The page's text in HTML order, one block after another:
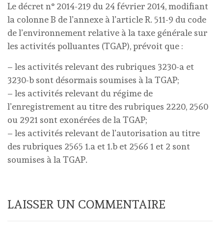
Le décret n° 2014-219 du 24 février 2014, modifiant
la colonne B de l’annexe à l’article R. 511-9 du code
de l’environnement relative à la taxe générale sur
les activités polluantes (TGAP), prévoit que :
– les activités relevant des rubriques 3230-a et
3230-b sont désormais soumises à la TGAP;
– les activités relevant du régime de
l’enregistrement au titre des rubriques 2220, 2560
ou 2921 sont exonérées de la TGAP;
– les activités relevant de l’autorisation au titre
des rubriques 2565 1.a et 1.b et 2566 1 et 2 sont
soumises à la TGAP.
LAISSER UN COMMENTAIRE